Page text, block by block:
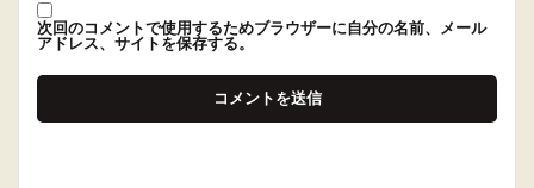
次回のコメントで使用するためブラウザーに自分の名前、メール
アドレス、サイトを保存する。